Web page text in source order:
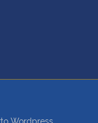
Wordpress